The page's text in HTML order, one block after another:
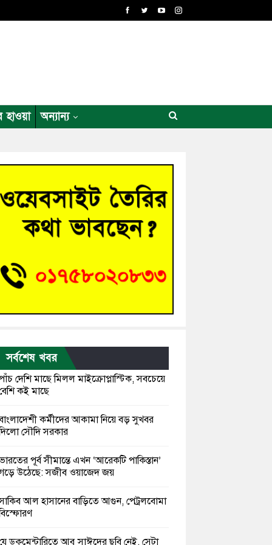
হাওয়া অন্যান্য
সর্বশেষ খবর
দেশি মাছে মিলল মাইক্রোপ্লাস্টিক, সবচেয়ে
কই মাছে
কর্মীদের আকামা নিয়ে বড় সুখবর
সৌদি সরকার
পূর্ব সীমান্তে এখন ‘আরেকটি পাকিস্তান’
উঠেছে: সজীব ওয়াজেদ জয়
আল হাসানের বাড়িতে আগুন, পেট্রলবোমা
ডকুমেন্টারিতে আবু সাঈদের ছবি নেই, সেটা